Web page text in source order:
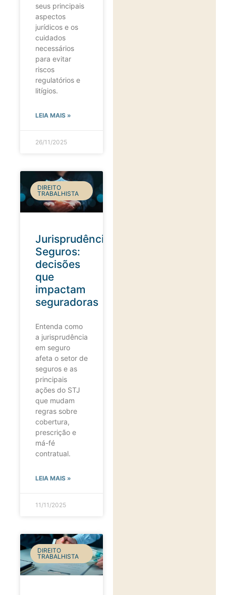
seus principais
aspectos
jurídicos e os
cuidados
necessários
para evitar
riscos
regulatórios e
litígios.
LEIA MAIS »
26/11/2025
DIREITO
TRABALHISTA
Jurisprudência
Seguros:
decisões
que
impactam
seguradoras
Entenda como
a jurisprudência
em seguro
afeta o setor de
seguros e as
principais
ações do STJ
que mudam
regras sobre
cobertura,
prescrição e
má-fé
contratual.
LEIA MAIS »
11/11/2025
DIREITO
TRABALHISTA